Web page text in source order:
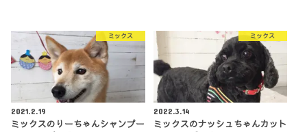
ミックス
2021.2.19
ミックスのりーちゃんシャンプー
ミックス
2022.3.14
ミックスのナッシュちゃんカット